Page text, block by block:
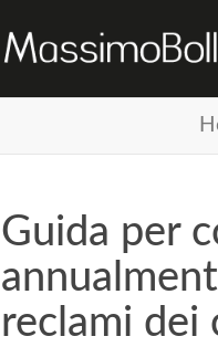
Guida per
reclami dei